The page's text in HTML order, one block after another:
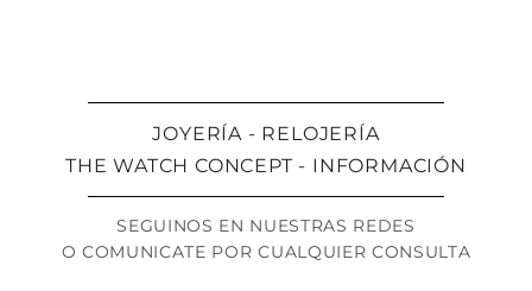
JOYERÍA - RELOJERÍA
THE WATCH CONCEPT - INFORMACIÓN
SEGUINOS EN NUESTRAS REDES
O COMUNICATE POR CUALQUIER CONSULTA